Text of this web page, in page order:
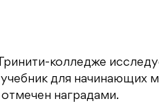
колледже
для начинающих
наградами.